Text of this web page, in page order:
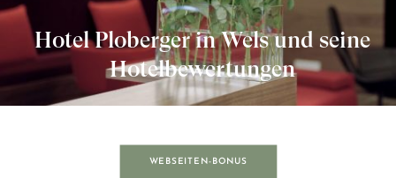
SEMINARE
ANGEBOTE
LAGE & FREIZEIT
KONTAKT
Hotel Ploberger in Wels und seine
Hotelbewertungen
WEBSEITEN-BONUS